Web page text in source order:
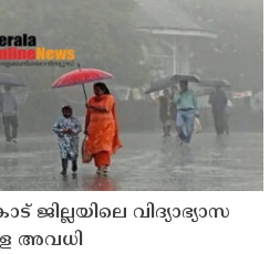
വിദ്യാഭ്യാസ
അവധി